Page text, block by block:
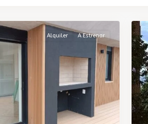
Alquiler A Estrenar